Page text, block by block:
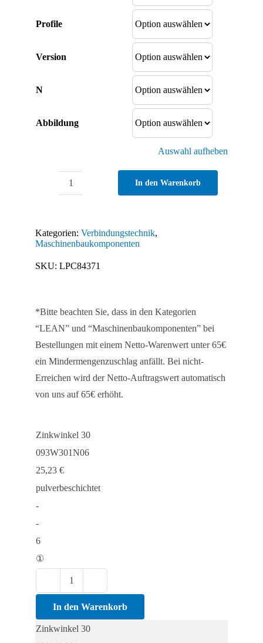
Profile
Version
N
Abbildung
Auswahl aufheben
In den Warenkorb
Kategorien: Verbindungstechnik,
Maschinenbaukomponenten
SKU: LPC84371
*Bitte beachten Sie, dass in den Kategorien
“LEAN” und “Maschinenbaukomponenten” bei
Bestellungen mit einem Netto-Warenwert unter 65€
ein Mindermengenzuschlag anfällt. Bei nicht-
Erreichen wird der Netto-Auftragswert automatisch
von uns auf 65€ erhöht.
Zinkwinkel 30
093W301N06
25,23 €
pulverbeschichtet
-
-
6
①
30
Menge
In den Warenkorb
Zinkwinkel 30